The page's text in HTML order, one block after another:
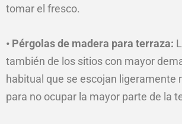
tomar el fresco.
• Pérgolas de madera para terraza:
también de los sitios con mayor
habitual que se escojan ligeramente
para no ocupar la mayor parte de la